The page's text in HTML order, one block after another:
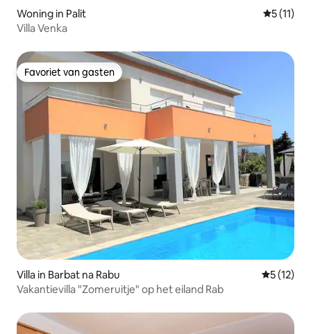
Woning in Palit
5 (11)
Villa Venka
Favoriet van gasten
Favoriet van gasten
Villa in Barbat na Rabu
5 (12)
Vakantievilla "Zomeruitje" op het eiland Rab